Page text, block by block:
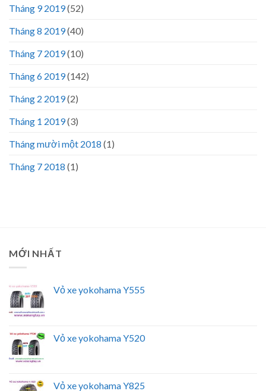
Tháng 9 2019(52)
Tháng 8 2019(40)
Tháng 7 2019(10)
Tháng 6 2019(142)
Tháng 2 2019(2)
Tháng 1 2019(3)
Tháng mười một 2018 (1)
Tháng 7 2018 (1)
MỚI NHẤT
Vỏ xe yokohama Y555
Vỏ xe yokohama Y520
Vỏ xe yokohama Y825